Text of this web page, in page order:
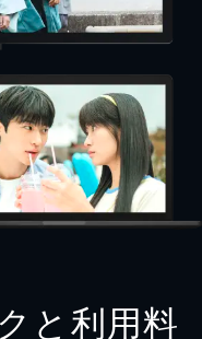
と利用料